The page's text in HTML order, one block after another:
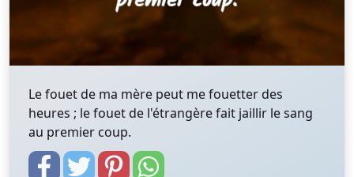
Le fouet de ma mère peut me fouetter des
heures ; le fouet de l'étrangère fait jaillir le sang
au premier coup.